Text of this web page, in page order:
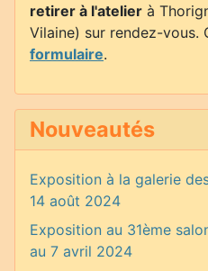
retirer à l'atelier à
Vilaine) sur rendez-vous.
formulaire.
Nouveautés
Exposition à la galerie
14 août 2024
Exposition au 31ème
au 7 avril 2024